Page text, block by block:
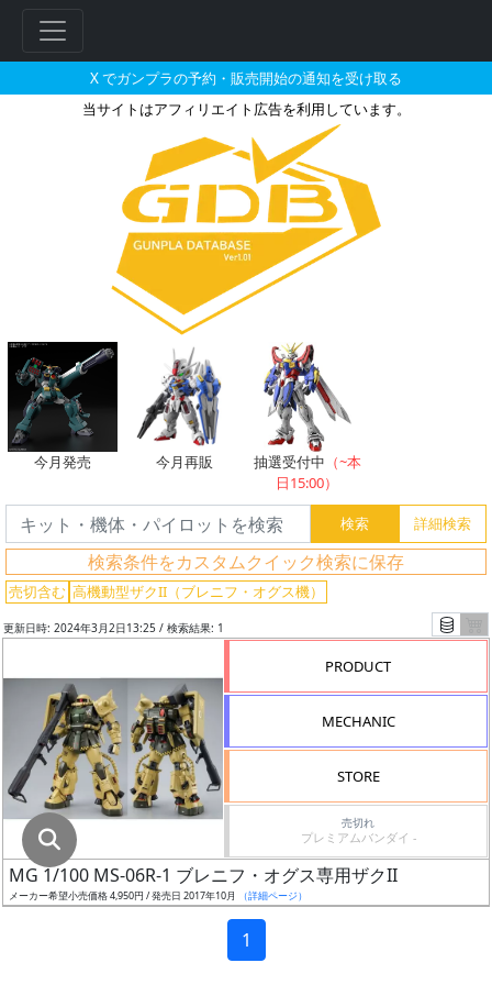
X でガンプラの予約・販売開始の通知を受け取る
当サイトはアフィリエイト広告を利用しています。
高機動型ザクII（ブレニフ・オグ
今月発売 今月再販 抽選受付中 （~本
日15:00）
検索条件をカスタムクイック検索に保存
売切含む 高機動型ザクII（ブレニフ・オグス機）
ー
索
グ
レ
ド
成
形
色
更新日時: 2024年3月2日13:25 / 検索結果: 1
PRODUCT
MECHANIC
STORE
売切れ
プレミアムバンダイ -
MG 1/100 MS-06R-1 ブレニフ・オグス専用ザクII
メーカー希望小売価格 4,950円 / 発売日 2017年10月 （詳細ページ）
1